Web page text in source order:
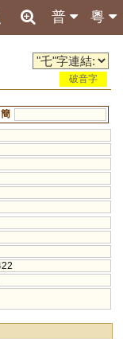
粵
普
破音字
簡